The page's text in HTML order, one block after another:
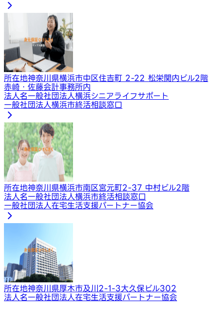
所在地神奈川県横浜市中区住吉町 2-22 松栄関内ビル2階
赤崎・佐藤会計事務所内
法人名一般社団法人横浜シニアライフサポート
一般社団法人横浜市終活相談窓口
所在地神奈川県横浜市南区宮元町2-37 中村ビル2階
法人名一般社団法人横浜市終活相談窓口
一般社団法人在宅生活支援パートナー協会
所在地神奈川県厚木市及川2-1-3大久保ビル302
法人名一般社団法人在宅生活支援パートナー協会